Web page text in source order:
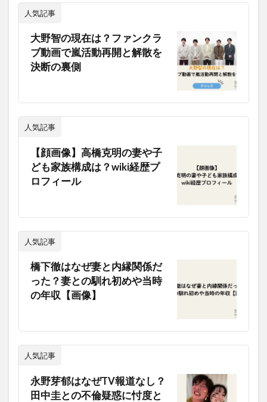
人気記事
大野智の現在は？ファンクラ
ブ動画で嵐活動再開と解散を
決断の裏側
人気記事
【顔画像】高橋克明の妻や子
ども家族構成は？wiki経歴プ
ロフィール
人気記事
橋下徹はなぜ妻と内縁関係だ
った？妻との馴れ初めや当時
の年収【画像】
人気記事
永野芽郁はなぜTV報道なし？
田中圭との不倫疑惑に忖度と